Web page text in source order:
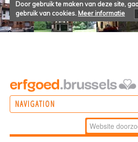
Door gebruik te maken van deze site,
gebruik van cookies. Meer informatie
NAVIGATION
Zoek
Geavanceerd